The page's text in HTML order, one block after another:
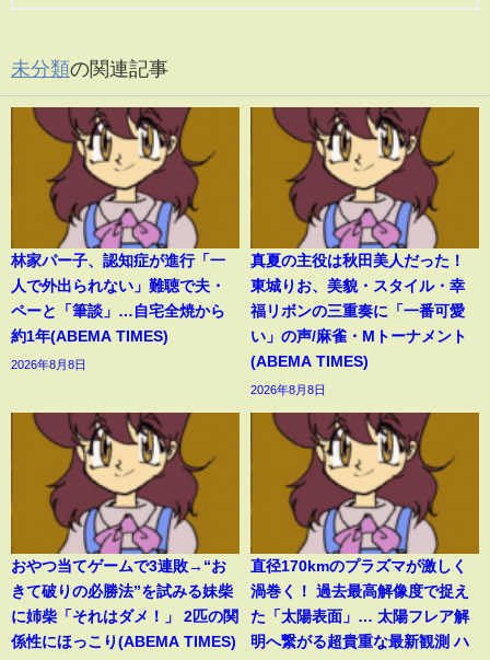
未分類の関連記事
林家パー子、認知症が進行「一
人で外出られない」難聴で夫・
ペーと「筆談」…自宅全焼から
約1年(ABEMA TIMES)
2026年8月8日
真夏の主役は秋田美人だった！
東城りお、美貌・スタイル・幸
福リボンの三重奏に「一番可愛
い」の声/麻雀・Mトーナメント
(ABEMA TIMES)
2026年8月8日
おやつ当てゲームで3連敗→“お
きて破りの必勝法”を試みる妹柴
に姉柴「それはダメ！」 2匹の関
係性にほっこり(ABEMA TIMES)
直径170kmのプラズマが激しく
渦巻く！ 過去最高解像度で捉え
た「太陽表面」… 太陽フレア解
明へ繋がる超貴重な最新観測 ハ